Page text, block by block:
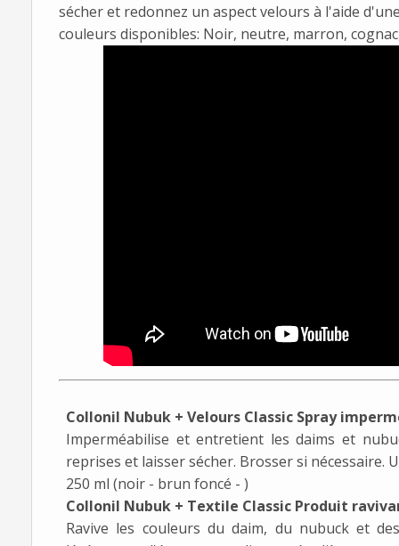
sécher et redonnez un aspect velours à l'aide
couleurs disponibles: Noir, neutre, marron,
Collonil Nubuk + Velours Classic Spray
Imperméabilise et entretient les daims et
reprises et laisser sécher. Brosser si
250 ml (noir - brun foncé - )
Collonil Nubuk + Textile Classic Produit
Ravive les couleurs du daim, du nubuck et